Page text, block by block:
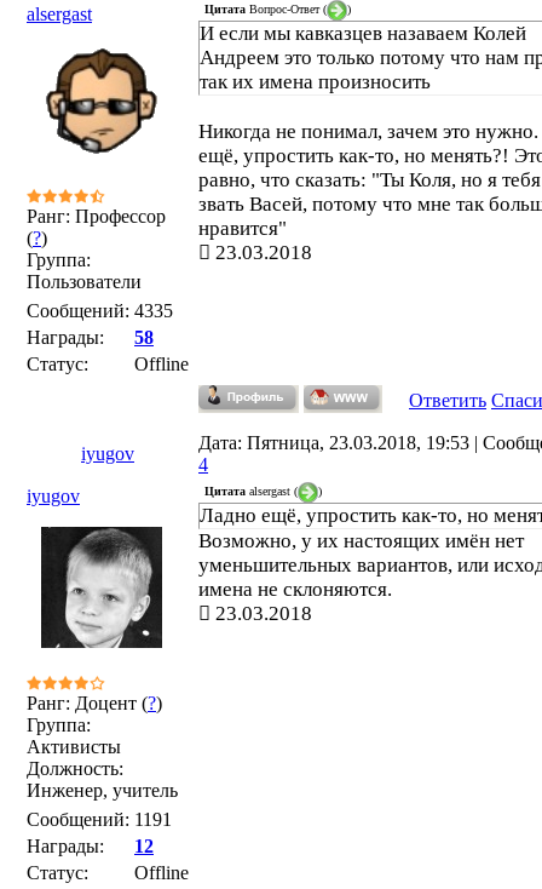
alsergast
Ранг: Профессор
(?)
Группа:
Пользователи
Сообщений: 4335
Награды:
58
Статус:
Offline
Цитата Вопрос-Ответ( )
И если мы кавказцев назаваем Колей
Андреем это только потому что нам
так их имена произносить
Никогда не понимал, зачем это
ещё, упростить как-то, но менять?!
равно, что сказать: "Ты Коля, но я
звать Васей, потому что мне так
нравится"
23.03.2018
Ответить
iyugov
Дата: Пятница, 23.03.2018, 19:53 |
4
iyugov
Ранг: Доцент (?)
Группа:
Активисты
Должность:
Инженер, учитель
Сообщений: 1191
Награды:
12
Статус:
Offline
Цитата alsergast ( )
Ладно ещё, упростить как-то, но
Возможно, у их настоящих имён нет
уменьшительных вариантов, или
имена не склоняются.
23.03.2018